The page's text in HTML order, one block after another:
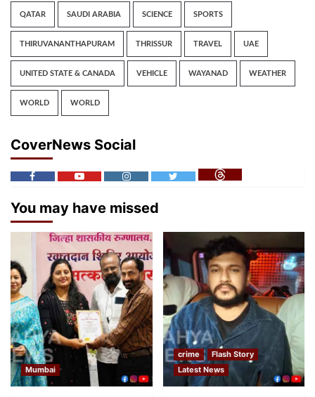
QATAR SAUDI ARABIA SCIENCE SPORTS
THIRUVANANTHAPURAM THRISSUR TRAVEL UAE
UNITED STATE & CANADA VEHICLE WAYANAD WEATHER
WORLD WORLD
CoverNews Social
You may have missed
Mumbai
crime
Flash Story
Latest News